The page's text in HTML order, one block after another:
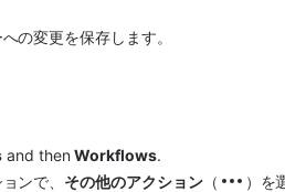
の変更を保存します。
and then Workflows.
ンで、 その他のアクション（ ）を